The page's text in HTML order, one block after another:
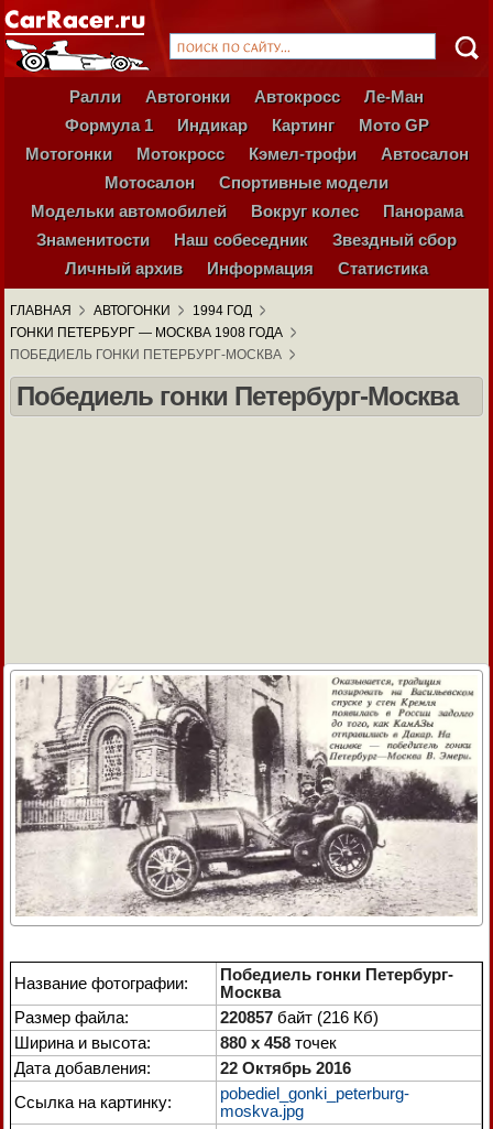
Ралли Автогонки Автокросс
Ле-Ман
Формула 1
Индикар Картинг
Мото GP
Мотогонки
Мотокросс Кэмел-трофи
Автосалон
Мотосалон
Спортивные модели
Модельки автомобилей
Вокруг колес
Панорама
Знаменитости
Наш собеседник
Звездный сбор
Личный архив
Информация Статистика
ГЛАВНАЯ АВТОГОНКИ
1994 ГОД
ГОНКИ ПЕТЕРБУРГ — МОСКВА 1908 ГОДА
ПОБЕДИЕЛЬ ГОНКИ ПЕТЕРБУРГ-МОСКВА
Победиель гонки Петербург-Москва
Название фотографии:
Победиель гонки Петербург-
Москва
Размер файла:
220857 байт (216 Кб)
Ширина и высота:
880 x 458 точек
Дата добавления:
22 Октябрь 2016
Ссылка на картинку:
pobediel_gonki_peterburg-
moskva.jpg